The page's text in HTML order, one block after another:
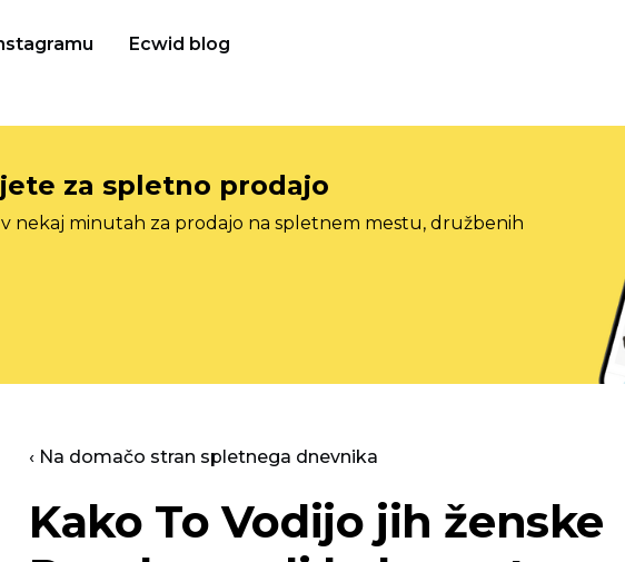
Ecwid blog
za spletno prodajo
nekaj minutah za prodajo na spletnem mestu, družbenih
‹ Na domačo stran spletnega dnevnika
Kako ToVodijo jih ženske